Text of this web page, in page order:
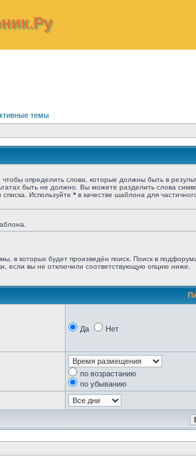
темы
, чтобы определить слова, которые должны быть в
быть не должно. Вы можете разделить слова
Используйте * в качестве шаблона для
в которых будет произведён поиск. Поиск в
если вы не отключили соответствующую опцию ниже.
Да Нет
по возрастанию
по убыванию